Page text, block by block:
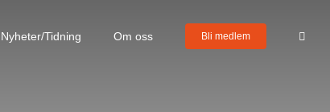
Nyheter/Tidning Om oss Bli medlem